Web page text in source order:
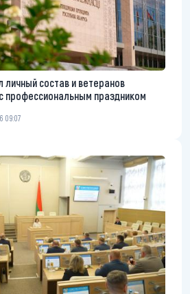
личный состав и ветеранов
профессиональным праздником
09:07